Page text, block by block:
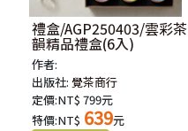
禮盒/AGP250403/雲彩茶
韻精品禮盒(6入)
作者:
出版社: 覺茶商行
定價:NT$ 799元
特價:NT$ 639元